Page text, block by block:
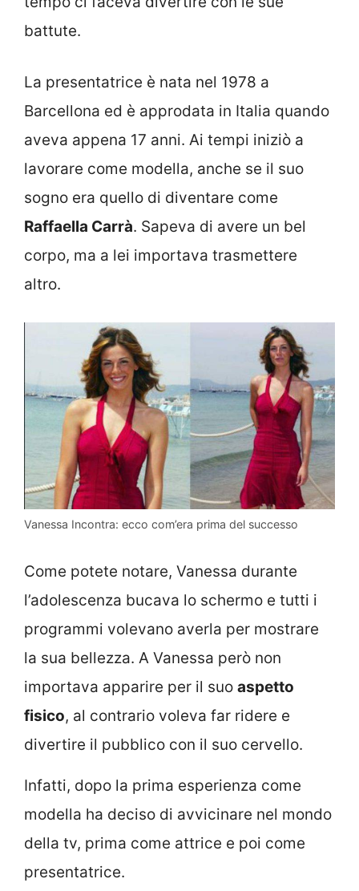
battute.
La presentatrice è nata nel 1978 a
Barcellona ed è approdata in Italia quando
aveva appena 17 anni. Ai tempi iniziò a
lavorare come modella, anche se il suo
sogno era quello di diventare come
Raffaella Carrà. Sapeva di avere un bel
corpo, ma a lei importava trasmettere
altro.
Vanessa Incontra: ecco com’era prima del successo
Come potete notare, Vanessa durante
l’adolescenza bucava lo schermo e tutti i
programmi volevano averla per mostrare
la sua bellezza. A Vanessa però non
importava apparire per il suo aspetto
fisico, al contrario voleva far ridere e
divertire il pubblico con il suo cervello.
Infatti, dopo la prima esperienza come
modella ha deciso di avvicinare nel mondo
della tv, prima come attrice e poi come
presentatrice.